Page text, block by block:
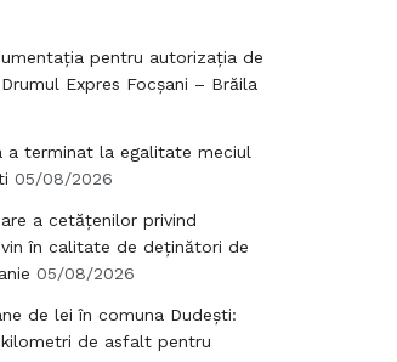
pentru autorizația de
Expres Focșani – Brăila
a terminat la egalitate meciul
05/08/2026
a cetățenilor privind
în calitate de deținători de
05/08/2026
de lei în comuna Dudești:
de asfalt pentru